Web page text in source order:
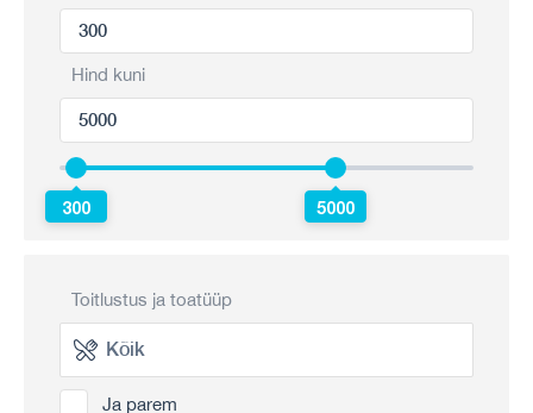
Hind kuni
300 5000
Toitlustus ja toatüüp
Ja parem